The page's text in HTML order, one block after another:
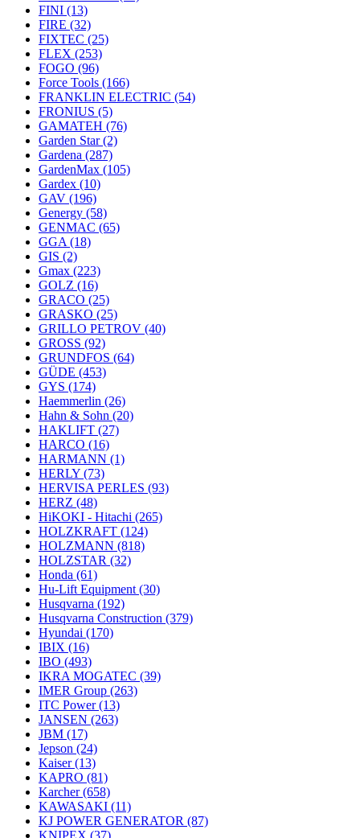
FINI (13)
FIRE (32)
FIXTEC (25)
FLEX (253)
FOGO (96)
Force Tools (166)
FRANKLIN ELECTRIC (54)
FRONIUS (5)
GAMATEH (76)
Garden Star(2)
Gardena (287)
GardenMax (105)
Gardex (10)
GAV (196)
Genergy (58)
GENMAC (65)
GGA (18)
GIS (2)
Gmax (223)
GOLZ (16)
GRACO (25)
GRASKO (25)
GRILLO PETROV (40)
GROSS (92)
GRUNDFOS (64)
GÜDE (453)
GYS (174)
Haemmerlin (26)
Hahn & Sohn (20)
HAKLIFT (27)
HARCO (16)
HARMANN (1)
HERLY (73)
HERVISA PERLES (93)
HERZ (48)
HiKOKI - Hitachi (265)
HOLZKRAFT (124)
HOLZMANN (818)
HOLZSTAR (32)
Honda (61)
Hu-Lift Equipment (30)
Husqvarna (192)
Husqvarna Construction (379)
Hyundai (170)
IBIX (16)
IBO (493)
IKRA MOGATEC (39)
IMER Group (263)
ITC Power(13)
JANSEN (263)
JBM (17)
Jepson (24)
Kaiser(13)
KAPRO (81)
Karcher(658)
KAWASAKI (11)
KJ POWER GENERATOR (87)
KNIPEX (37)